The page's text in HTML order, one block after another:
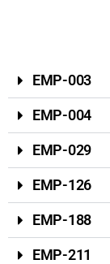
EMP-003
EMP-004
EMP-029
EMP-126
EMP-188
EMP-211